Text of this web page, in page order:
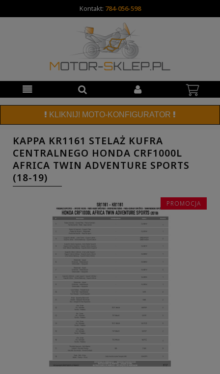
Kontakt: 784-056-598
KLIKNIJ! MOTO-KONFIGURATOR
KAPPA KR1161 STELAŻ KUFRA
CENTRALNEGO HONDA CRF1000L
AFRICA TWIN ADVENTURE SPORTS
(18-19)
PROMOCJA